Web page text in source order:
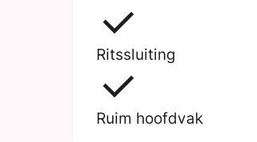
Ritssluiting
Ruim hoofdvak